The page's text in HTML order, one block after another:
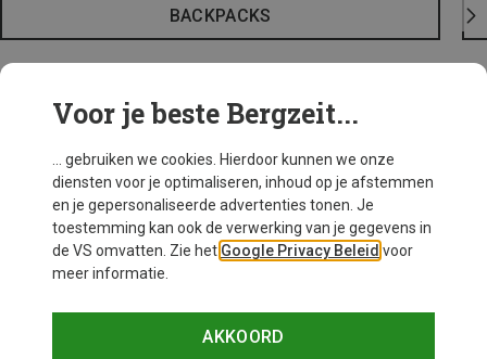
BACKPACKS
Voor je beste Bergzeit...
... gebruiken we cookies. Hierdoor kunnen we onze
diensten voor je optimaliseren, inhoud op je afstemmen
en je gepersonaliseerde advertenties tonen. Je
toestemming kan ook de verwerking van je gegevens in
de VS omvatten. Zie het Google Privacy Beleid voor
meer informatie.
AKKOORD